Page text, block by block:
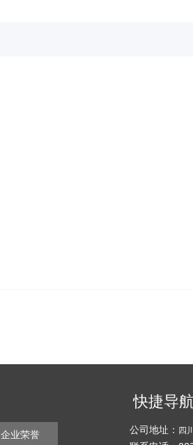
企业荣誉
快捷导
公司地址： 四